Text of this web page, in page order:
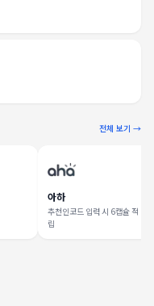
전체 보기 →
아하
추천인코드 입력 시 6캡슐 적
립